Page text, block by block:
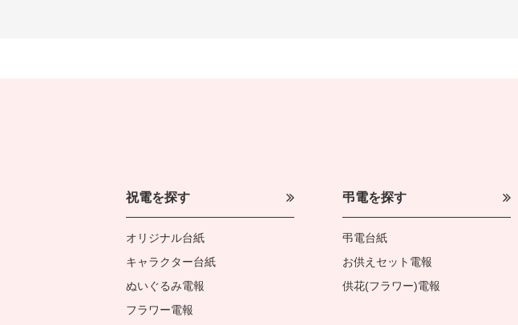
祝電を探す
オリジナル台紙
キャラクター台紙
ぬいぐるみ電報
フラワー電報
弔電を探す
弔電台紙
お供えセット電報
供花(フラワー)電報